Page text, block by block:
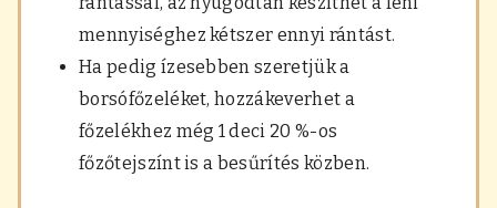
mennyiséghez kétszer ennyi rántást.
Ha pedig ízesebben szeretjük a
borsófőzeléket, hozzákeverhet a
főzelékhez még 1 deci 20 %-os
főzőtejszínt is a besűrítés közben.